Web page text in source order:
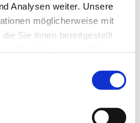
Analysen weiter. Unsere
möglicherweise mit
Sie ihnen bereitgestellt